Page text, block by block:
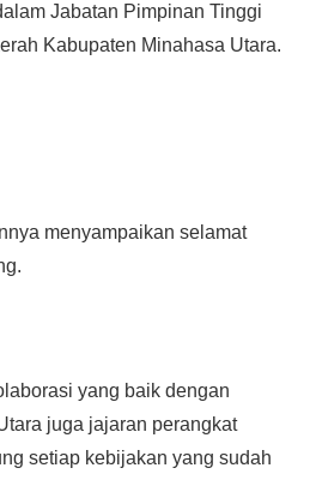
Jabatan Pimpinan Tinggi
Kabupaten Minahasa Utara.
menyampaikan selamat
yang baik dengan
juga jajaran perangkat
setiap kebijakan yang sudah